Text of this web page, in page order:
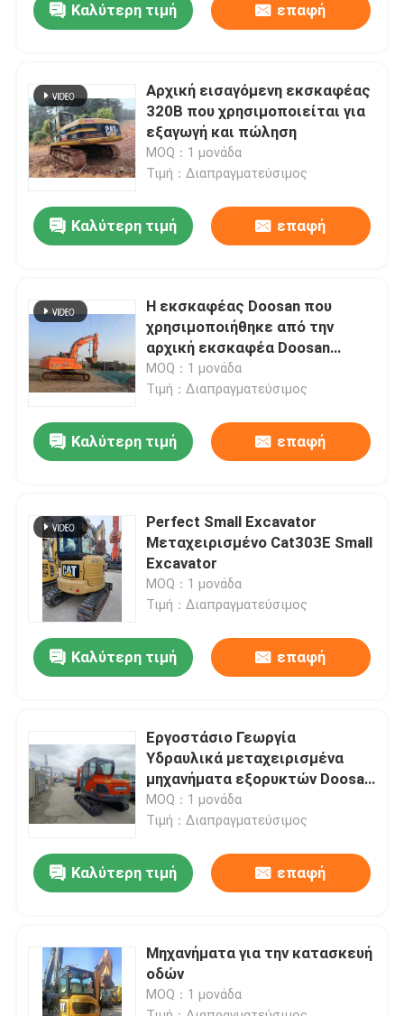
Προϊόντα
Βίντεο
Σχετικά με εμάς
Έλεγχος ποιότητας
Ζητήστε μια προσφορά
Μηχανήματα Οδοποιίας
Χρησιμοποιημένες κατασκευαστικές μηχανές
Καλύτερη τιμή επαφή
Αρχική εισαγόμενη εκσκαφέας
320B που χρησιμοποιείται για
εξαγωγή και πώληση
MOQ：1 μονάδα
Τιμή：Διαπραγματεύσιμος
Καλύτερη τιμή επαφή
Η εκσκαφέας Doosan που
χρησιμοποιήθηκε από την
αρχική εκσκαφέα Doosan
DX225LC στη Νότια Κορέα
MOQ：1 μονάδα
Τιμή：Διαπραγματεύσιμος
Καλύτερη τιμή επαφή
Perfect Small Excavator
Μεταχειρισμένο Cat303E Small
Excavator
MOQ：1 μονάδα
Τιμή：Διαπραγματεύσιμος
Καλύτερη τιμή επαφή
Εργοστάσιο Γεωργία
Υδραυλικά μεταχειρισμένα
μηχανήματα εξορυκτών Doosan
DX55
MOQ：1 μονάδα
Τιμή：Διαπραγματεύσιμος
Καλύτερη τιμή επαφή
Μηχανήματα για την κατασκευή
οδών
MOQ：1 μονάδα